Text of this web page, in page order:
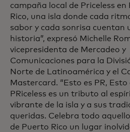
campaña local de Priceless en
Rico, una isla donde cada
sabor y cada sonrisa cuentan
historia”, expresó Michelle
vicepresidenta de Mercadeo y
Comunicaciones para la
Norte de Latinoamérica y el
Mastercard. “Esto es PR, Esto
PRiceless es un tributo al
vibrante de la isla y a sus
queridas. Celebra todo
de Puerto Rico un lugar